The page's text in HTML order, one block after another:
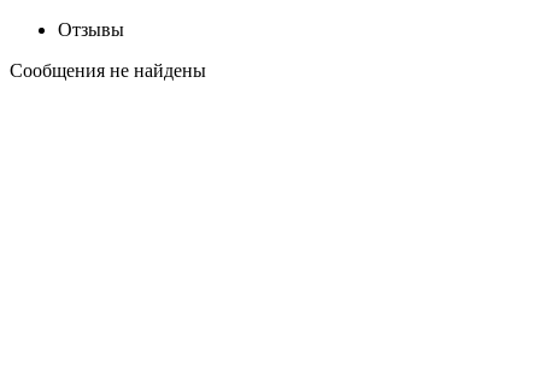
Отзывы
Сообщения не найдены